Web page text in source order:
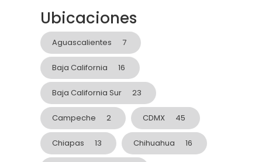
Ubicaciones
Aguascalientes 7
Baja California 16
Baja California Sur 23
Campeche 2 CDMX 45
Chiapas 13 Chihuahua 16